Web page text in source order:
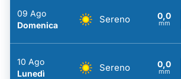
09 Ago
Domenica
Sereno 0,0
mm
10 Ago
Lunedì
Sereno 0,0
mm